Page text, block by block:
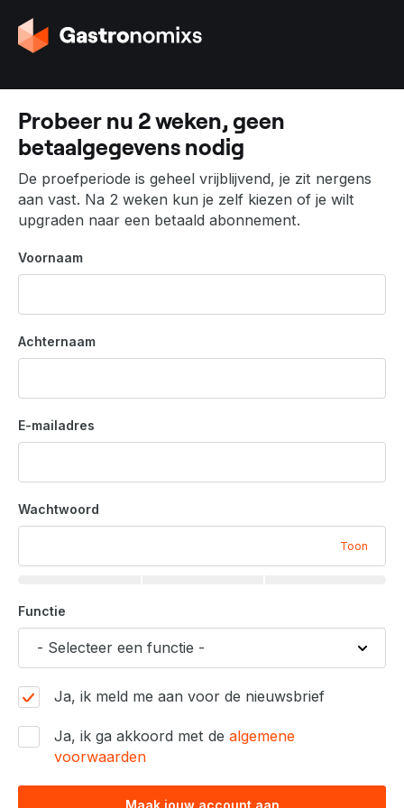
G
a
a
a
r
d
e
h
o
e
p
g
i
n
Probeer nu 2 weken, geen
betaalgegevens nodig
De proefperiode is geheel vrijblijvend, je zit nergens
aan vast. Na 2 weken kun je zelf kiezen of je wilt
upgraden naar een betaald abonnement.
Voornaam
Achternaam
E-mailadres
Wachtwoord
Toon
Functie
Ja, ik meld me aan voor de nieuwsbrief
Ja, ik ga akkoord met de algemene
voorwaarden
Maak jouw account aan